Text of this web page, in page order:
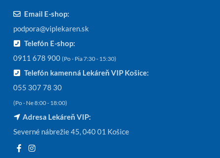
Email E-shop:
podpora@viplekaren.sk
Telefón E-shop:
0911 678 900 (Po - Pia 7:30 - 15:30)
Telefón kamenná Lekáreň VIP Košice:
055 307 78 30
(Po - Ne 8:00 - 18:00)
Adresa Lekáreň VIP:
Severné nábrežie 45, 040 01 Košice